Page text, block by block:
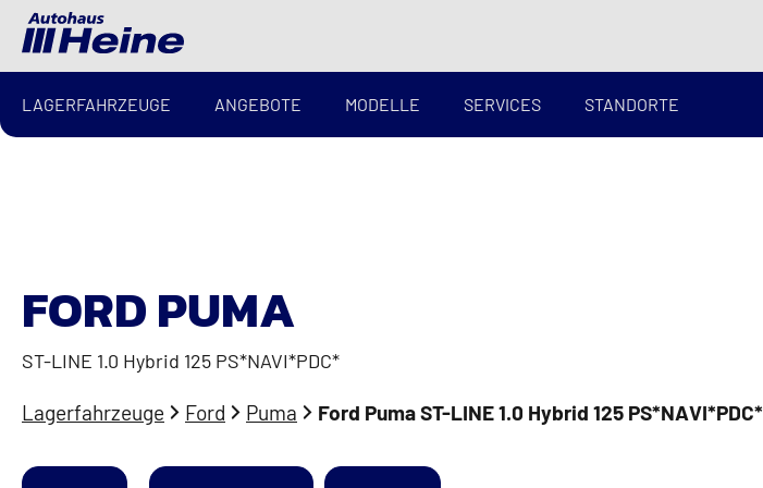
LAGERFAHRZEUGE ANGEBOTE MODELLE SERVICES STANDORTE
FORD PUMA
ST-LINE 1.0 Hybrid 125 PS*NAVI*PDC*
Lagerfahrzeuge Ford Puma Ford Puma ST-LINE 1.0 Hybrid 125 PS*NAVI*PDC*